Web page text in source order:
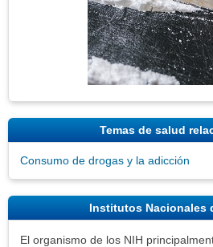
Temas de salud
Consumo de drogas y la adicción
Institutos Nacionales
El organismo de los NIH